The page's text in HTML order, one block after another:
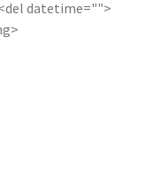
datetime="">